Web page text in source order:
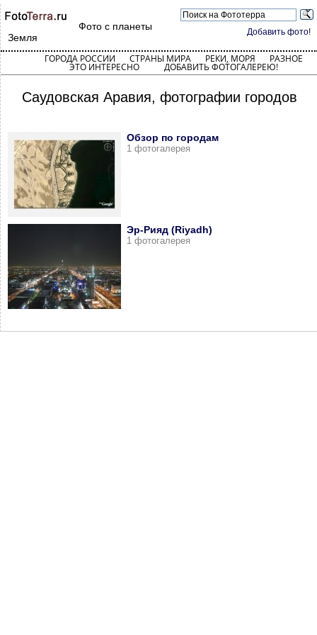
Добавить фото!
Фото с планеты
Земля
ГОРОДА РОССИИ СТРАНЫ МИРА РЕКИ, МОРЯ РАЗНОЕ
ЭТО ИНТЕРЕСНО ДОБАВИТЬ ФОТОГАЛЕРЕЮ!
Саудовская Аравия, фотографии городов
Обзор по городам
1 фотогалерея
Эр-Рияд (Riyadh)
1 фотогалерея